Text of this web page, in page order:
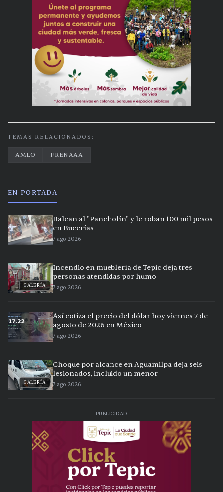
TEMAS RELACIONADOS:
AMLO FRENAAA
EN PORTADA
Balean al "Pancholín" y le roban 100 mil pesos
en Bucerías
7 ago 2026
GALERÍA
Incendio en mueblería de Tepic deja tres
personas atendidas por humo
7 ago 2026
Así cotiza el precio del dólar hoy viernes 7 de
agosto de 2026 en México
7 ago 2026
GALERÍA
Choque por alcance en Aguamilpa deja seis
lesionados, incluido un menor
7 ago 2026
PUBLICIDAD